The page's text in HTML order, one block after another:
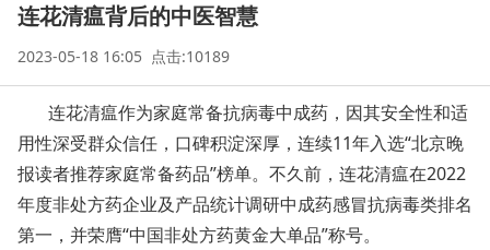
连花清瘟背后的中医智慧
2023-05-18 16:05 点击:10189
连花清瘟作为家庭常备抗病毒中成药，因其安全性和适
用性深受群众信任，口碑积淀深厚，连续11年入选“北京晚
报读者推荐家庭常备药品”榜单。不久前，连花清瘟在2022
年度非处方药企业及产品统计调研中成药感冒抗病毒类排名
第一，并荣膺“中国非处方药黄金大单品”称号。